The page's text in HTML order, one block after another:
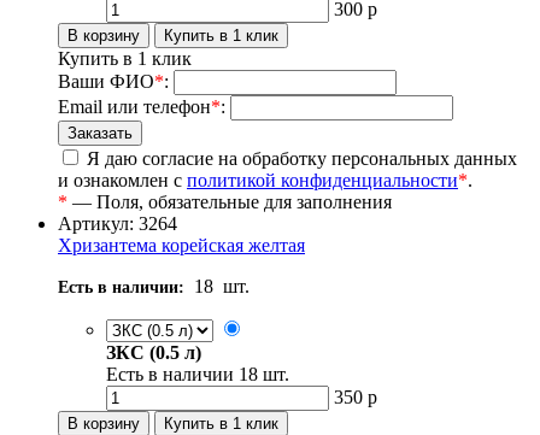
300 р
Купить в 1 клик
Ваши ФИО*:
Email или телефон*:
Я даю согласие на обработку персональных данных
и ознакомлен с политикой конфиденциальности*.
* — Поля, обязательные для заполнения
Артикул: 3264
Хризантема корейская желтая
Есть в наличии: 18 шт.
ЗКС (0.5 л)
Есть в наличии 18 шт.
350 р